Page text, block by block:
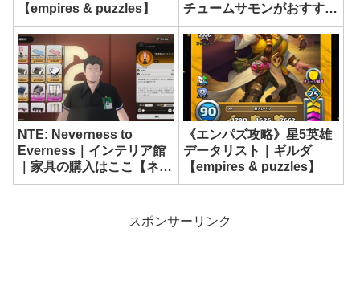
【empires & puzzles】
チュームサモンがおすす
め！その理由を解説
【empires & puzzles】
NTE: Neverness to
Everness｜インテリア館
｜家具の購入はここ【ネバ
エバ】
《エンパズ攻略》星5英雄
データリスト｜ギルダ
【empires & puzzles】
スポンサーリンク